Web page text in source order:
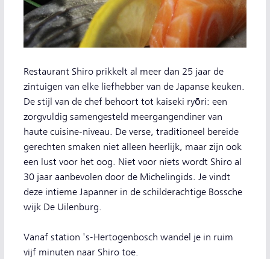
Restaurant Shiro prikkelt al meer dan 25 jaar de
zintuigen van elke liefhebber van de Japanse keuken.
De stijl van de chef behoort tot kaiseki ryōri: een
zorgvuldig samengesteld meergangendiner van
haute cuisine-niveau. De verse, traditioneel bereide
gerechten smaken niet alleen heerlijk, maar zijn ook
een lust voor het oog. Niet voor niets wordt Shiro al
30 jaar aanbevolen door de Michelingids. Je vindt
deze intieme Japanner in de schilderachtige Bossche
wijk De Uilenburg.
Vanaf station 's-Hertogenbosch wandel je in ruim
vijf minuten naar Shiro toe.